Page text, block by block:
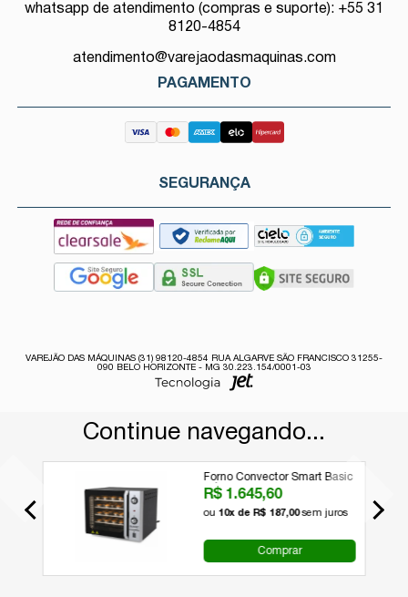
whatsapp de atendimento (compras e suporte): +55 31
8120-4854
atendimento@varejaodasmaquinas.com
PAGAMENTO
SEGURANÇA
VAREJÃO DAS MÁQUINAS (31) 98120-4854 RUA ALGARVE SÃO FRANCISCO 31255-
090 BELO HORIZONTE - MG 30.223.154/0001-03